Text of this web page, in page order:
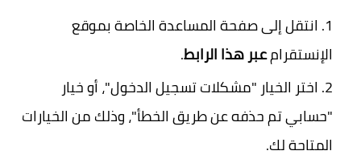
انتقل إلى صفحة المساعدة الخاصة بموقع
الإنستقرامعبر هذا الرابط.
اختر الخيار "مشكلات تسجيل الدخول"، أو خيار
"حسابي تم حذفه عن طريق الخطأ"، وذلك من الخيارات
المتاحة لك.